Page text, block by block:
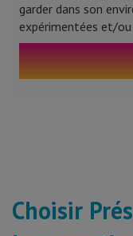
garder dans son
expérimentées et/
Choisir